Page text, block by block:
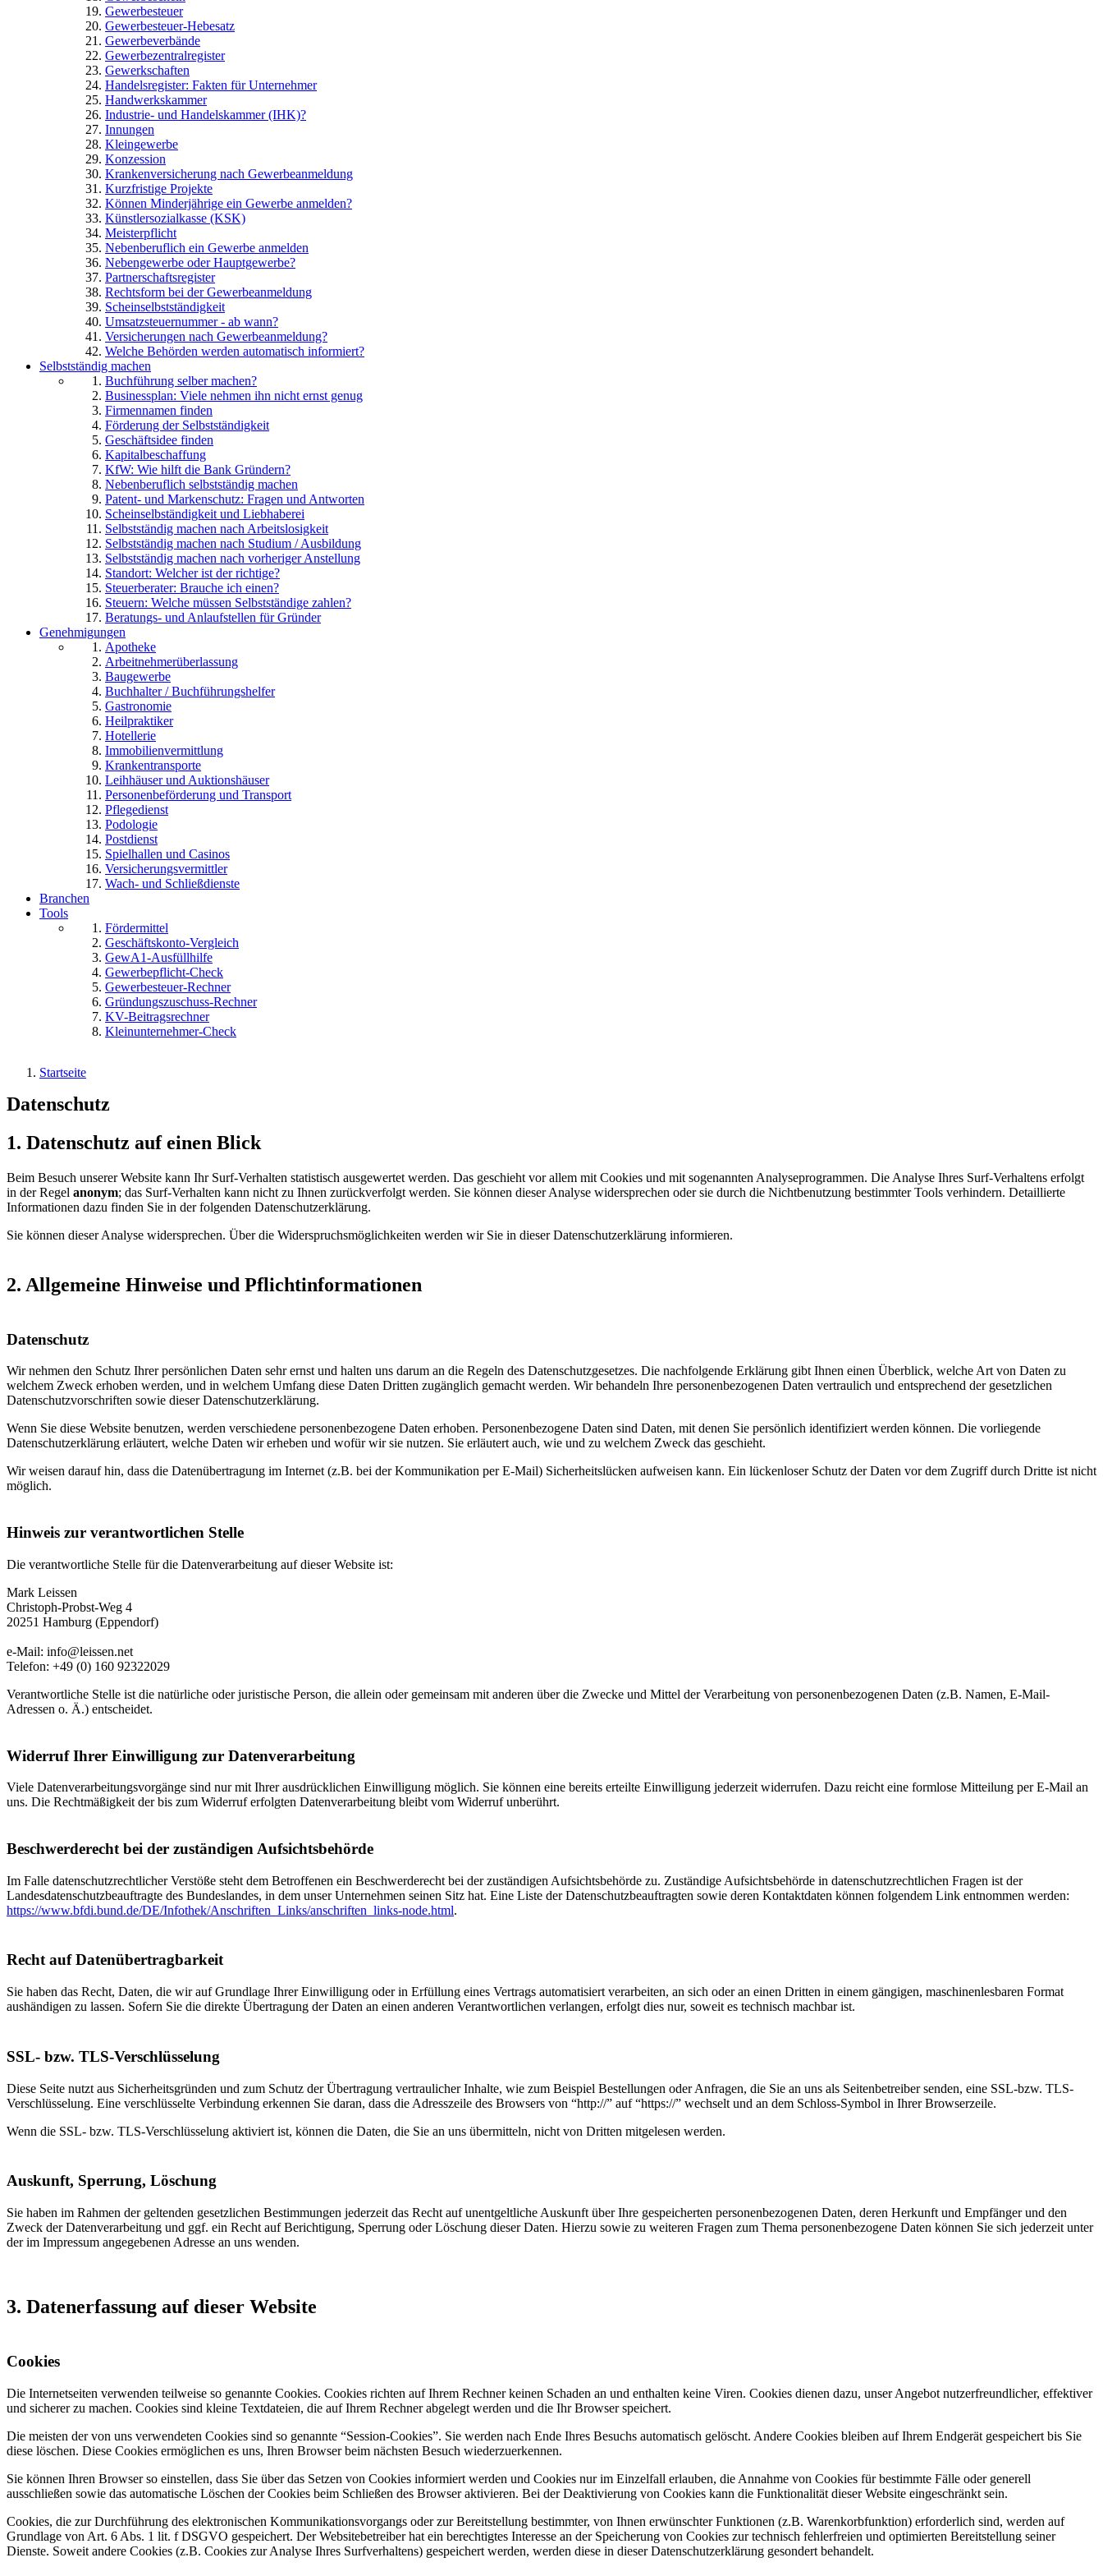
Gewerbesteuer
Gewerbesteuer-Hebesatz
Gewerbeverbände
Gewerbezentralregister
Gewerkschaften
Handelsregister: Fakten für Unternehmer
Handwerkskammer
Industrie- und Handelskammer (IHK)?
Innungen
Kleingewerbe
Konzession
Krankenversicherung nach Gewerbeanmeldung
Kurzfristige Projekte
Können Minderjährige ein Gewerbe anmelden?
Künstlersozialkasse (KSK)
Meisterpflicht
Nebenberuflich ein Gewerbe anmelden
Nebengewerbe oder Hauptgewerbe?
Partnerschaftsregister
Rechtsform bei der Gewerbeanmeldung
Scheinselbstständigkeit
Umsatzsteuernummer - ab wann?
Versicherungen nach Gewerbeanmeldung?
Welche Behörden werden automatisch informiert?
Selbstständig machen
Buchführung selber machen?
Businessplan: Viele nehmen ihn nicht ernst genug
Firmennamen finden
Förderung der Selbstständigkeit
Geschäftsidee finden
Kapitalbeschaffung
KfW: Wie hilft die Bank Gründern?
Nebenberuflich selbstständig machen
Patent- und Markenschutz: Fragen und Antworten
Scheinselbständigkeit und Liebhaberei
Selbstständig machen nach Arbeitslosigkeit
Selbstständig machen nach Studium / Ausbildung
Selbstständig machen nach vorheriger Anstellung
Standort: Welcher ist der richtige?
Steuerberater: Brauche ich einen?
Steuern: Welche müssen Selbstständige zahlen?
Beratungs- und Anlaufstellen für Gründer
Genehmigungen
Apotheke
Arbeitnehmerüberlassung
Baugewerbe
Buchhalter / Buchführungshelfer
Gastronomie
Heilpraktiker
Hotellerie
Immobilienvermittlung
Krankentransporte
Leihhäuser und Auktionshäuser
Personenbeförderung und Transport
Pflegedienst
Podologie
Postdienst
Spielhallen und Casinos
Versicherungsvermittler
Wach- und Schließdienste
Branchen
Tools
Fördermittel
Geschäftskonto-Vergleich
GewA1-Ausfüllhilfe
Gewerbepflicht-Check
Gewerbesteuer-Rechner
Gründungszuschuss-Rechner
KV-Beitragsrechner
Kleinunternehmer-Check
Startseite
Datenschutz
1. Datenschutz auf einen Blick
Beim Besuch unserer Website kann Ihr Surf-Verhalten statistisch ausgewertet werden. Das geschieht vor allem mit Cookies und mit sogenannten Analyseprogrammen. Die Analyse Ihres Surf-Verhaltens erfolgt
in der Regel anonym; das Surf-Verhalten kann nicht zu Ihnen zurückverfolgt werden. Sie können dieser Analyse widersprechen oder sie durch die Nichtbenutzung bestimmter Tools verhindern. Detaillierte
Informationen dazu finden Sie in der folgenden Datenschutzerklärung.
Sie können dieser Analyse widersprechen. Über die Widerspruchsmöglichkeiten werden wir Sie in dieser Datenschutzerklärung informieren.
2. Allgemeine Hinweise und Pflichtinformationen
Datenschutz
Wir nehmen den Schutz Ihrer persönlichen Daten sehr ernst und halten uns darum an die Regeln des Datenschutzgesetzes. Die nachfolgende Erklärung gibt Ihnen einen Überblick, welche Art von Daten zu
welchem Zweck erhoben werden, und in welchem Umfang diese Daten Dritten zugänglich gemacht werden. Wir behandeln Ihre personenbezogenen Daten vertraulich und entsprechend der gesetzlichen
Datenschutzvorschriften sowie dieser Datenschutzerklärung.
Wenn Sie diese Website benutzen, werden verschiedene personenbezogene Daten erhoben. Personenbezogene Daten sind Daten, mit denen Sie persönlich identifiziert werden können. Die vorliegende
Datenschutzerklärung erläutert, welche Daten wir erheben und wofür wir sie nutzen. Sie erläutert auch, wie und zu welchem Zweck das geschieht.
Wir weisen darauf hin, dass die Datenübertragung im Internet (z.B. bei der Kommunikation per E-Mail) Sicherheitslücken aufweisen kann. Ein lückenloser Schutz der Daten vor dem Zugriff durch Dritte ist nicht
möglich.
Hinweis zur verantwortlichen Stelle
Die verantwortliche Stelle für die Datenverarbeitung auf dieser Website ist:
Mark Leissen
Christoph-Probst-Weg 4
20251 Hamburg (Eppendorf)
e-Mail: info@leissen.net
Telefon: +49 (0) 160 92322029
Verantwortliche Stelle ist die natürliche oder juristische Person, die allein oder gemeinsam mit anderen über die Zwecke und Mittel der Verarbeitung von personenbezogenen Daten (z.B. Namen, E-Mail-
Adressen o. Ä.) entscheidet.
Widerruf Ihrer Einwilligung zur Datenverarbeitung
Viele Datenverarbeitungsvorgänge sind nur mit Ihrer ausdrücklichen Einwilligung möglich. Sie können eine bereits erteilte Einwilligung jederzeit widerrufen. Dazu reicht eine formlose Mitteilung per E-Mail an
uns. Die Rechtmäßigkeit der bis zum Widerruf erfolgten Datenverarbeitung bleibt vom Widerruf unberührt.
Beschwerderecht bei der zuständigen Aufsichtsbehörde
Im Falle datenschutzrechtlicher Verstöße steht dem Betroffenen ein Beschwerderecht bei der zuständigen Aufsichtsbehörde zu. Zuständige Aufsichtsbehörde in datenschutzrechtlichen Fragen ist der
Landesdatenschutzbeauftragte des Bundeslandes, in dem unser Unternehmen seinen Sitz hat. Eine Liste der Datenschutzbeauftragten sowie deren Kontaktdaten können folgendem Link entnommen werden:
https://www.bfdi.bund.de/DE/Infothek/Anschriften_Links/anschriften_links-node.html.
Recht auf Datenübertragbarkeit
Sie haben das Recht, Daten, die wir auf Grundlage Ihrer Einwilligung oder in Erfüllung eines Vertrags automatisiert verarbeiten, an sich oder an einen Dritten in einem gängigen, maschinenlesbaren Format
aushändigen zu lassen. Sofern Sie die direkte Übertragung der Daten an einen anderen Verantwortlichen verlangen, erfolgt dies nur, soweit es technisch machbar ist.
SSL- bzw. TLS-Verschlüsselung
Diese Seite nutzt aus Sicherheitsgründen und zum Schutz der Übertragung vertraulicher Inhalte, wie zum Beispiel Bestellungen oder Anfragen, die Sie an uns als Seitenbetreiber senden, eine SSL-bzw. TLS-
Verschlüsselung. Eine verschlüsselte Verbindung erkennen Sie daran, dass die Adresszeile des Browsers von “http://” auf “https://” wechselt und an dem Schloss-Symbol in Ihrer Browserzeile.
Wenn die SSL- bzw. TLS-Verschlüsselung aktiviert ist, können die Daten, die Sie an uns übermitteln, nicht von Dritten mitgelesen werden.
Auskunft, Sperrung, Löschung
Sie haben im Rahmen der geltenden gesetzlichen Bestimmungen jederzeit das Recht auf unentgeltliche Auskunft über Ihre gespeicherten personenbezogenen Daten, deren Herkunft und Empfänger und den
Zweck der Datenverarbeitung und ggf. ein Recht auf Berichtigung, Sperrung oder Löschung dieser Daten. Hierzu sowie zu weiteren Fragen zum Thema personenbezogene Daten können Sie sich jederzeit unter
der im Impressum angegebenen Adresse an uns wenden.
3. Datenerfassung auf dieser Website
Cookies
Die Internetseiten verwenden teilweise so genannte Cookies. Cookies richten auf Ihrem Rechner keinen Schaden an und enthalten keine Viren. Cookies dienen dazu, unser Angebot nutzerfreundlicher, effektiver
und sicherer zu machen. Cookies sind kleine Textdateien, die auf Ihrem Rechner abgelegt werden und die Ihr Browser speichert.
Die meisten der von uns verwendeten Cookies sind so genannte “Session-Cookies”. Sie werden nach Ende Ihres Besuchs automatisch gelöscht. Andere Cookies bleiben auf Ihrem Endgerät gespeichert bis Sie
diese löschen. Diese Cookies ermöglichen es uns, Ihren Browser beim nächsten Besuch wiederzuerkennen.
Sie können Ihren Browser so einstellen, dass Sie über das Setzen von Cookies informiert werden und Cookies nur im Einzelfall erlauben, die Annahme von Cookies für bestimmte Fälle oder generell
ausschließen sowie das automatische Löschen der Cookies beim Schließen des Browser aktivieren. Bei der Deaktivierung von Cookies kann die Funktionalität dieser Website eingeschränkt sein.
Cookies, die zur Durchführung des elektronischen Kommunikationsvorgangs oder zur Bereitstellung bestimmter, von Ihnen erwünschter Funktionen (z.B. Warenkorbfunktion) erforderlich sind, werden auf
Grundlage von Art. 6 Abs. 1 lit. f DSGVO gespeichert. Der Websitebetreiber hat ein berechtigtes Interesse an der Speicherung von Cookies zur technisch fehlerfreien und optimierten Bereitstellung seiner
Dienste. Soweit andere Cookies (z.B. Cookies zur Analyse Ihres Surfverhaltens) gespeichert werden, werden diese in dieser Datenschutzerklärung gesondert behandelt.